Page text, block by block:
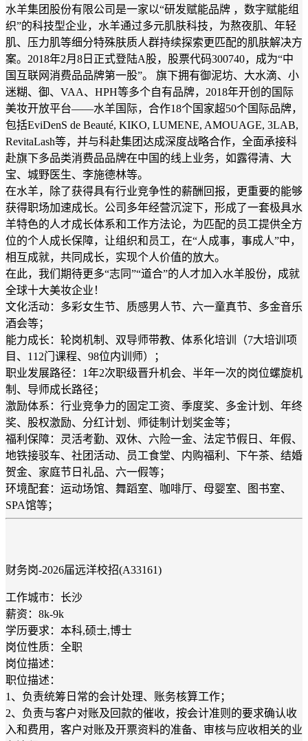
水羊集团股份有限公司是一家以“研发赋能品牌 ，数字赋能组
织”的科技型企业，水羊通过多元肌肤科技，为熬夜肌、年轻
肌、压力肌等细分特殊肤质人群持续探索更匹配的肌肤解决方
案。2018年2月8日正式登陆A股，股票代码300740，成为“中
国互联网消费品品牌第一股”。 旗下拥有御泥坊、大水滴、小
迷糊、御、VAA、HPH等多个自有品牌，2018年开创的国际
美妆开放平台——水羊国际，合作18个国家超50个国际品牌，
包括EviDenS de Beauté, KIKO, LUMENE, AMOUAGE, 3LAB,
RevitaLash等，并与科赴集团达成深度战略合作，全面承接科
赴旗下多品类消费品品牌在中国的线上业务，如露得清、大
宝、城野医生、李施德林等。
在水羊，除了获得具有行业竞争性的薪酬回报，更重要的能够
获得职场加速成长。公司多年经营沉淀下，形成了一套极具水
羊特色的人才成长体系和工作方法论，为匹配的员工提供全方
位的个人成长保障，让组织和员工，在“人成事，事成人”中，
相互成就，共同成长，实现个人价值的放大。
在此，我们期待更多“志同”“道合”的人才加入水羊股份，成就
全球十大美妆企业！
文化活动：多彩女生节、质感男人节、六一童真节、多金音乐
酒会等；
能力成长：轮岗机制、双导师带教、体系化培训（7大培训项
目、112门课程、98位内训师）；
职业发展路径：1年2次职级晋升机会、半年一次的岗位螺旋机
制、导师成长路径；
激励体系：行业竞争力的固定工资、季度奖、多金计划、年终
奖、股权激励、分红计划、师徒制计划奖金等；
福利保障：灵活考勤、双休、六险一金、法定节假日、年假、
地铁接驳车、社团活动、员工食堂、内购福利、下午茶、结婚
贺金、家庭节日礼品、六一假等；
环境配套：运动场馆、舞蹈室、咖啡厅、母婴室、图书室、
SPA馆等；
财务岗-2026届远洋校招(A33161)
工作城市：长沙
薪资：8k-9k
学历要求：本科,硕士,博士
岗位性质：全职
岗位描述：
职位描述：
1、负责统筹日常的会计处理、账务核算工作；
2、负责与客户对账及回款的催收，按会计准则的要求确认收
入和费用，客户对账及开票资料的准备、审核与应收相关的业